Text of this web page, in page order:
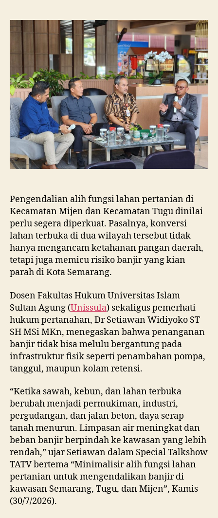
Banjir,
Alih
Fungsi
Lahan
Mijen
dan
Tugu
Ancam
Eksistensi
Semarang
Pengendalian alih fungsi lahan pertanian di
Kecamatan Mijen dan Kecamatan Tugu dinilai
perlu segera diperkuat. Pasalnya, konversi
lahan terbuka di dua wilayah tersebut tidak
hanya mengancam ketahanan pangan daerah,
tetapi juga memicu risiko banjir yang kian
parah di Kota Semarang.
Dosen Fakultas Hukum Universitas Islam
Sultan Agung (Unissula) sekaligus pemerhati
hukum pertanahan, Dr Setiawan Widiyoko ST
SH MSi MKn, menegaskan bahwa penanganan
banjir tidak bisa melulu bergantung pada
infrastruktur fisik seperti penambahan pompa,
tanggul, maupun kolam retensi.
“Ketika sawah, kebun, dan lahan terbuka
berubah menjadi permukiman, industri,
pergudangan, dan jalan beton, daya serap
tanah menurun. Limpasan air meningkat dan
beban banjir berpindah ke kawasan yang lebih
rendah,” ujar Setiawan dalam Special Talkshow
TATV bertema “Minimalisir alih fungsi lahan
pertanian untuk mengendalikan banjir di
kawasan Semarang, Tugu, dan Mijen”, Kamis
(30/7/2026).